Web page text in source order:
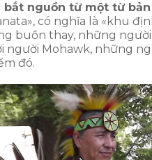
bắt nguồn từ một từ
có nghĩa là «khu
buồn thay, những
người Mohawk, những
đó.